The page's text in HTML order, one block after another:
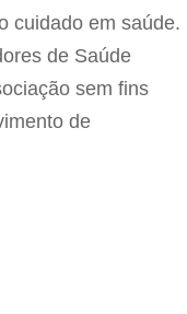
cuidado em saúde.
de Saúde
sem fins
de